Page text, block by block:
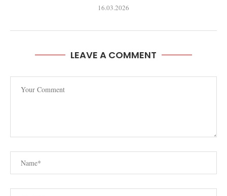
16.03.2026
LEAVE A COMMENT